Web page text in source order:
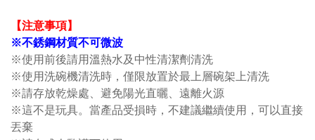
【注意事項】
※不銹鋼材質不可微波
※使用前後請用溫熱水及中性清潔劑清洗
※使用洗碗機清洗時，僅限放置於最上層碗架上清洗
※請存放乾燥處、避免陽光直曬、遠離火源
※這不是玩具。當產品受損時，不建議繼續使用，可以直接
丟棄